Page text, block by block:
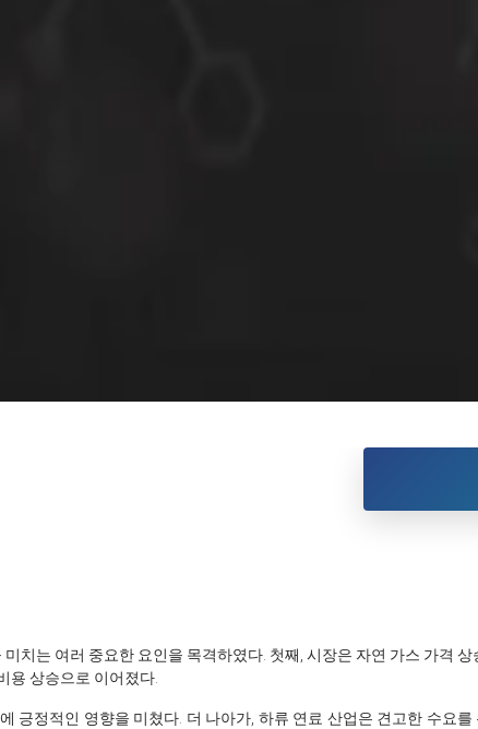
치는 여러 중요한 요인을 목격하였다. 첫째, 시장은 자연 가스 가격
용 상승으로 이어졌다.
긍정적인 영향을 미쳤다. 더 나아가, 하류 연료 산업은 견고한 수요